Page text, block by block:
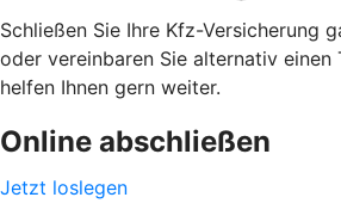
Schließen Sie Ihre Kfz-Versicherung
oder vereinbaren Sie alternativ einen
helfen Ihnen gern weiter.
Online abschließen
Jetzt loslegen